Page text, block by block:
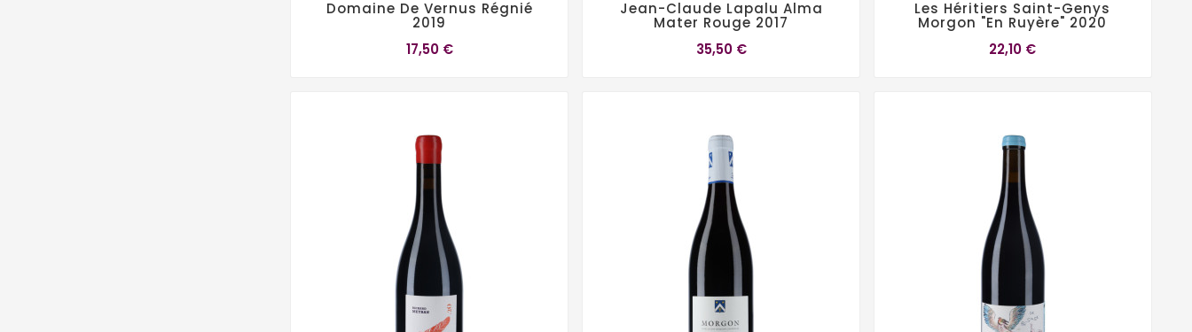
Domaine De Vernus Régnié
2019
17,50 €
Jean-Claude Lapalu Alma
Mater Rouge 2017
35,50 €
Les Héritiers Saint-Genys
Morgon "En Ruyère" 2020
22,10 €